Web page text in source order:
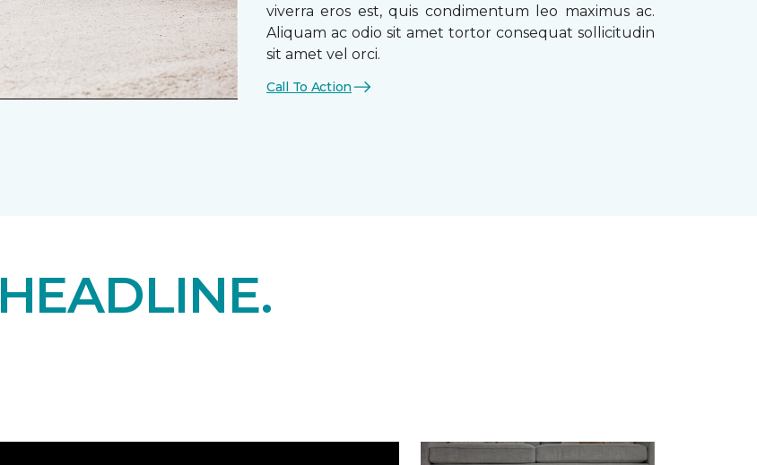
viverra eros est, quis condimentum leo maximus ac.
Aliquam ac odio sit amet tortor consequat sollicitudin
sit amet vel orci.
Call To Action
HEADLINE.